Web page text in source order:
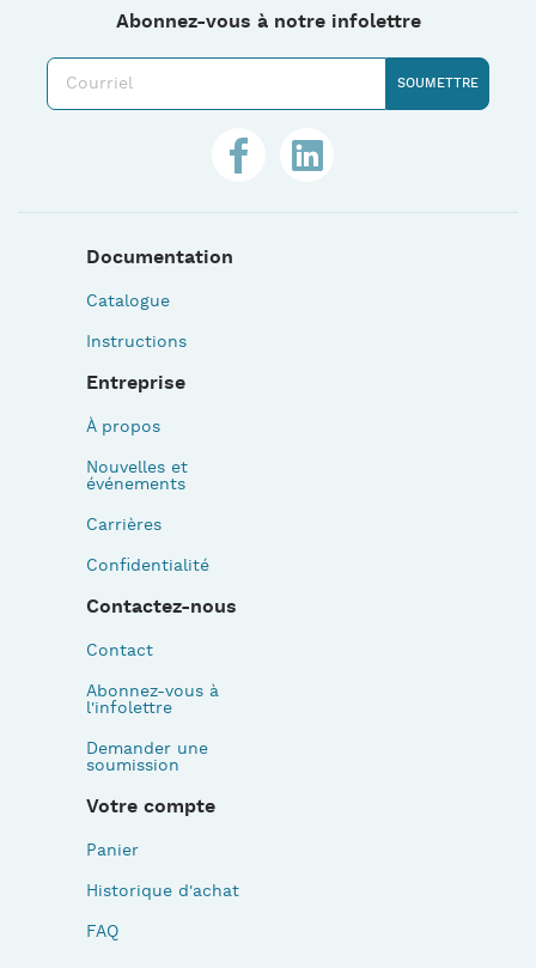
Abonnez-vous à notre infolettre
Documentation
Catalogue
Instructions
Entreprise
À propos
Nouvelles et
événements
Carrières
Confidentialité
Contactez-nous
Contact
Abonnez-vous à
l'infolettre
Demander une
soumission
Votre compte
Panier
Historique d'achat
FAQ